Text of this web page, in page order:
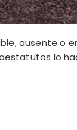
ausente o
lo